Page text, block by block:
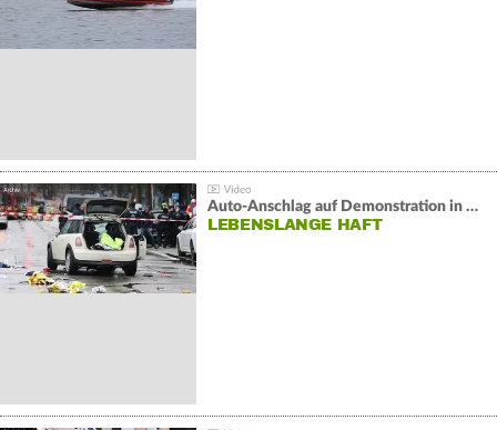
Auto-Anschlag auf Demonstration in München:
LEBENSLANGE HAFT